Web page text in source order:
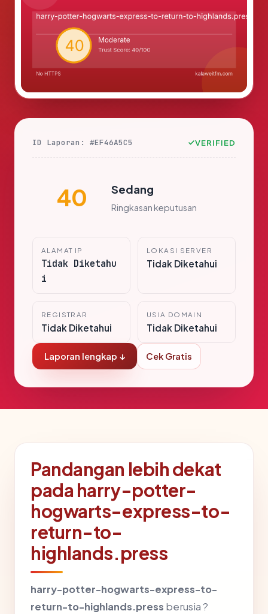
ID Laporan: #EF46A5C5 VERIFIED
40 Sedang
Ringkasan keputusan
ALAMAT IP
Tidak Diketahu
i
LOKASI SERVER
Tidak Diketahui
REGISTRAR
Tidak Diketahui
USIA DOMAIN
Tidak Diketahui
Laporan lengkap ↓ Cek Gratis
Pandangan lebih dekat
pada harry-potter-
hogwarts-express-to-
return-to-
highlands.press
harry-potter-hogwarts-express-to-
return-to-highlands.press berusia ?